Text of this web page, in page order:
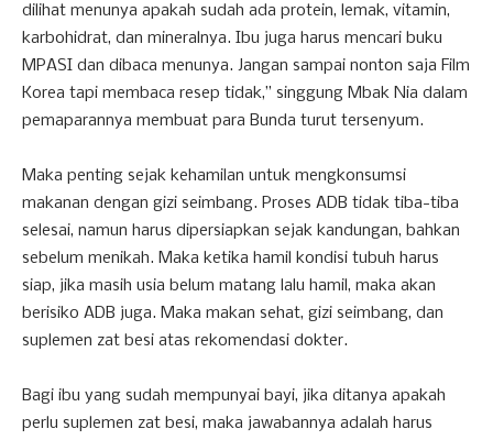
dilihat menunya apakah sudah ada protein, lemak, vitamin,
karbohidrat, dan mineralnya. Ibu juga harus mencari buku
MPASI dan dibaca menunya. Jangan sampai nonton saja Film
Korea tapi membaca resep tidak,” singgung Mbak Nia dalam
pemaparannya membuat para Bunda turut tersenyum.
Maka penting sejak kehamilan untuk mengkonsumsi
makanan dengan gizi seimbang. Proses ADB tidak tiba-tiba
selesai, namun harus dipersiapkan sejak kandungan, bahkan
sebelum menikah. Maka ketika hamil kondisi tubuh harus
siap, jika masih usia belum matang lalu hamil, maka akan
berisiko ADB juga. Maka makan sehat, gizi seimbang, dan
suplemen zat besi atas rekomendasi dokter.
Bagi ibu yang sudah mempunyai bayi, jika ditanya apakah
perlu suplemen zat besi, maka jawabannya adalah harus